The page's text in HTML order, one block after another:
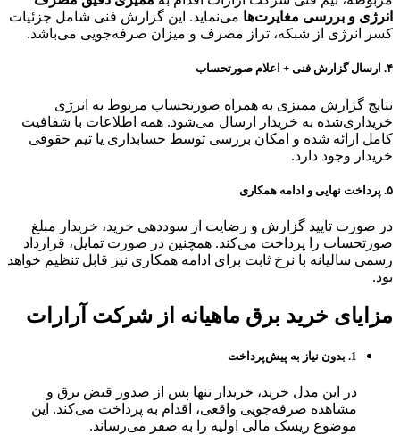
انرژی و بررسی مغایرت‌ها می‌نماید. این گزارش فنی شامل جزئیات
کسر انرژی از شبکه، تراز مصرف و میزان صرفه‌جویی می‌باشد.
۴. ارسال گزارش فنی + اعلام صورتحساب
نتایج گزارش ممیزی به همراه صورتحساب مربوط به انرژی
خریداری‌شده به خریدار ارسال می‌شود. همه اطلاعات با شفافیت
کامل ارائه شده و امکان بررسی توسط حسابداری یا تیم حقوقی
خریدار وجود دارد.
۵. پرداخت نهایی و ادامه همکاری
در صورت تایید گزارش و رضایت از سوددهی خرید، خریدار مبلغ
صورتحساب را پرداخت می‌کند. همچنین در صورت تمایل، قرارداد
رسمی سالیانه با نرخ ثابت برای ادامه همکاری نیز قابل تنظیم خواهد
بود.
مزایای خرید برق ماهیانه از شرکت آرارات
1. بدون نیاز به پیش‌پرداخت
در این مدل خرید، خریدار تنها پس از صدور قبض برق و
مشاهده صرفه‌جویی واقعی، اقدام به پرداخت می‌کند. این
موضوع ریسک مالی اولیه را به صفر می‌رساند.